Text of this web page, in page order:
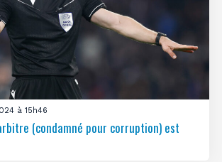
à 15h46
(condamné pour corruption) est